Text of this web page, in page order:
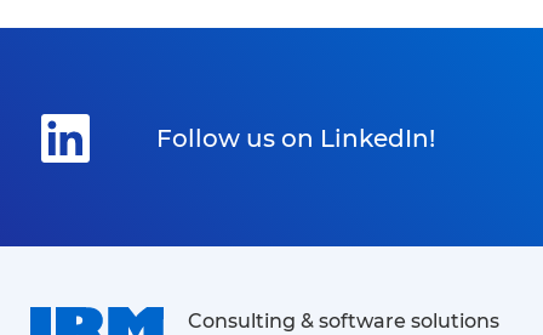
Follow us on LinkedIn!
Consulting & software solutions